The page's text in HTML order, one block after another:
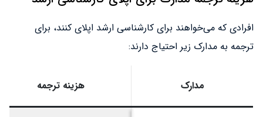
افرادی که می‌خواهند برای کارشناسی ارشد اپلای کنند، برای
ترجمه به مدارک زیر احتیاج دارند:
مدارک هزینه ترجمه